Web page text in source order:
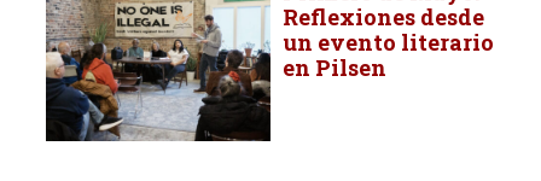
Reflexiones desde
un evento literario
en Pilsen